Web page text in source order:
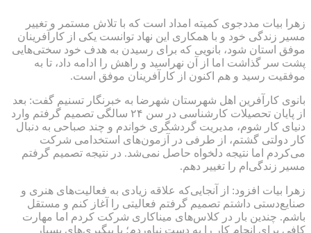
زهرا بیات مددجوی کمیته امداد است که با تلاش مستمر و تغییر
مسیر زندگی خود و با همکاری این نهاد توانست یکی از کارآفرینان
موفق استان شود، بانویی که برای رسیدن به هدف خود سختی‌هایی
پشت سر گذاشت اما از آن نهراسید و راهش را ادامه داد، تا به
موفقیت رسید و هم اکنون از کارآفرینان موفق است.
بانوی کارآفرین اهل شهرستان شهرضا به خبرنگار تسنیم گفت: بعد
از پایان تحصیلات کارشناسی در سن ۲۴ سالگی تصمیم گرفتم وارد
دنیای کار شوم، مدیریت گردشگری خواندم و چند صباحی به دنبال
کار دولتی گشتم، از طرفی در آزمون‌های استخدامی شرکت
می‌کردم اما نتیجه دلخواه حاصل نمی‌شد. در نتیجه تصمیم گرفتم
مسیر زندگی‌ام را تغییر دهم.
زهرا بیات افزود: از آنجایی‌که علاقه زیادی به فعالیت‌های هنری و
صنایع‌دستی داشتم تصمیم گرفتم فعالیتی را آغاز کنم و مستقل
باشم. چندین بار در کلاس‌های میناکاری شرکت کردم اما مهارت
کافی برای انجام کار را به دست نیاوردم؛ با پیگیری‌های بسیار